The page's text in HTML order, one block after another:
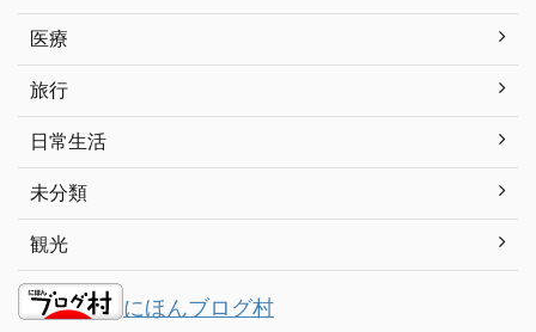
医療
旅行
日常生活
未分類
観光
にほんブログ村